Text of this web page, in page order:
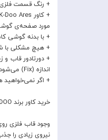
+ رنگ قسمت فلزی
مورد صفحه‌ی گوشی هم صادق است، یعنی در
+ با بدنه گوشی
+ هیچ مشکلی با
+ دورتادور قاب
اندازه (Fix) می‌شود و در عین حال فشاری هم به بدنه وارد نمی‌کند.
+ اگر نمی‌خواهید
خرید کاور برند K-DOO گوشی Iphone 13 Pro Max مدل Ares
وجود قاب فلزی
نیروی زیادی را